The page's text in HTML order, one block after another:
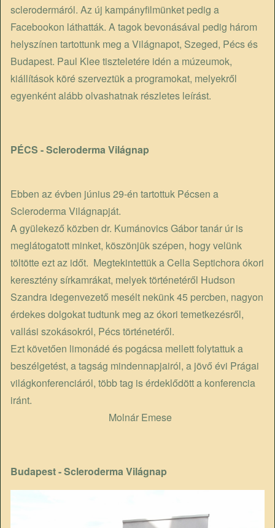
sclerodermáról. Az új kampányfilmünket pedig a
Facebookon láthatták. A tagok bevonásával pedig három
helyszínen tartottunk meg a Világnapot, Szeged, Pécs és
Budapest. Paul Klee tiszteletére idén a múzeumok,
kiállítások köré szerveztük a programokat, melyekről
egyenként alább olvashatnak részletes leírást.
PÉCS - Scleroderma Világnap
Ebben az évben június 29-én tartottuk Pécsen a
Scleroderma Világnapját.
A gyülekező közben dr. Kumánovics Gábor tanár úr is
meglátogatott minket, köszönjük szépen, hogy velünk
töltötte ezt az időt. Megtekintettük a Cella Septichora ókori
keresztény sírkamrákat, melyek történetéről Hudson
Szandra idegenvezető mesélt nekünk 45 percben, nagyon
érdekes dolgokat tudtunk meg az ókori temetkezésről,
vallási szokásokról, Pécs történetéről.
Ezt követően limonádé és pogácsa mellett folytattuk a
beszélgetést, a tagság mindennapjairól, a jövő évi Prágai
világkonferenciáról, több tag is érdeklődött a konferencia
iránt.
Molnár Emese
Budapest - Scleroderma Világnap